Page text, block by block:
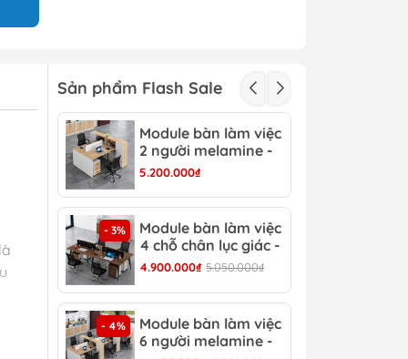
Sản phẩm Flash Sale
Module bàn làm việc
2 người melamine -
CB 15
5.200.000₫
- 3%
Module bàn làm việc
4 chỗ chân lục giác -
CB 17
4.900.000₫ 5.050.000₫
- 4%
Module bàn làm việc
6 người melamine -